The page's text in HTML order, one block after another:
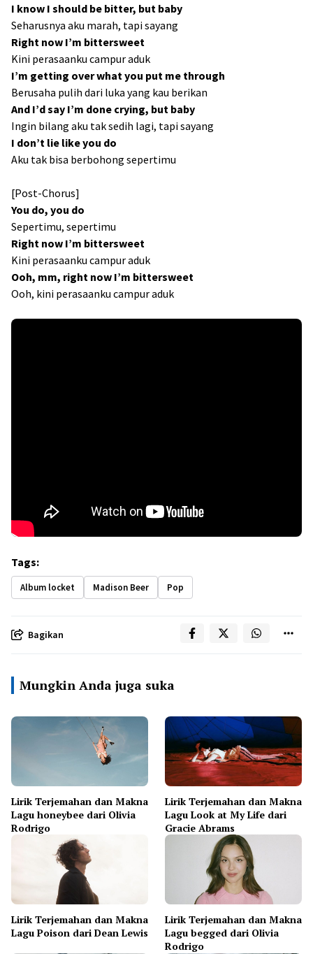
I know I should be bitter, but baby
Seharusnya aku marah, tapi sayang
Right now I’m bittersweet
Kini perasaanku campur aduk
I’m getting over what you put me through
Berusaha pulih dari luka yang kau berikan
And I’d say I’m done crying, but baby
Ingin bilang aku tak sedih lagi, tapi sayang
I don’t lie like you do
Aku tak bisa berbohong sepertimu
[Post-Chorus]
You do, you do
Sepertimu, sepertimu
Right now I’m bittersweet
Kini perasaanku campur aduk
Ooh, mm, right now I’m bittersweet
Ooh, kini perasaanku campur aduk
Tags:
Album locket Madison Beer Pop
Bagikan
Mungkin Anda juga suka
Lirik Terjemahan dan Makna
Lagu honeybee dari Olivia
Rodrigo
Lirik Terjemahan dan Makna
Lagu Look at My Life dari
Gracie Abrams
Lirik Terjemahan dan Makna
Lagu Poison dari Dean Lewis
Lirik Terjemahan dan Makna
Lagu begged dari Olivia
Rodrigo